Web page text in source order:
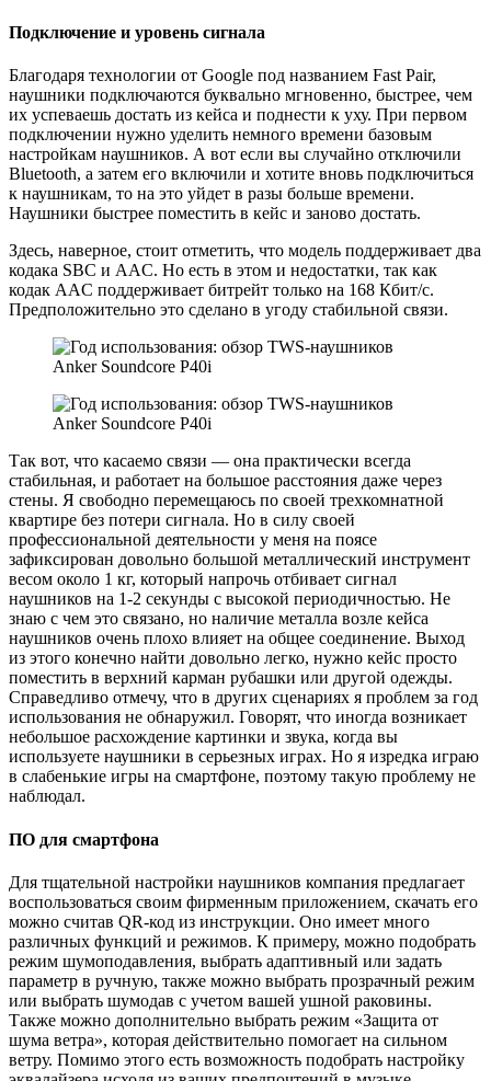
Подключение и уровень сигнала
Благодаря технологии от Google под названием Fast Pair,
наушники подключаются буквально мгновенно, быстрее, чем
их успеваешь достать из кейса и поднести к уху. При первом
подключении нужно уделить немного времени базовым
настройкам наушников. А вот если вы случайно отключили
Bluetooth, а затем его включили и хотите вновь подключиться
к наушникам, то на это уйдет в разы больше времени.
Наушники быстрее поместить в кейс и заново достать.
Здесь, наверное, стоит отметить, что модель поддерживает два
кодака SBC и AAC. Но есть в этом и недостатки, так как
кодак AAC поддерживает битрейт только на 168 Кбит/с.
Предположительно это сделано в угоду стабильной связи.
Так вот, что касаемо связи — она практически всегда
стабильная, и работает на большое расстояния даже через
стены. Я свободно перемещаюсь по своей трехкомнатной
квартире без потери сигнала. Но в силу своей
профессиональной деятельности у меня на поясе
зафиксирован довольно большой металлический инструмент
весом около 1 кг, который напрочь отбивает сигнал
наушников на 1-2 секунды с высокой периодичностью. Не
знаю с чем это связано, но наличие металла возле кейса
наушников очень плохо влияет на общее соединение. Выход
из этого конечно найти довольно легко, нужно кейс просто
поместить в верхний карман рубашки или другой одежды.
Справедливо отмечу, что в других сценариях я проблем за год
использования не обнаружил. Говорят, что иногда возникает
небольшое расхождение картинки и звука, когда вы
используете наушники в серьезных играх. Но я изредка играю
в слабенькие игры на смартфоне, поэтому такую проблему не
наблюдал.
ПО для смартфона
Для тщательной настройки наушников компания предлагает
воспользоваться своим фирменным приложением, скачать его
можно считав QR-код из инструкции. Оно имеет много
различных функций и режимов. К примеру, можно подобрать
режим шумоподавления, выбрать адаптивный или задать
параметр в ручную, также можно выбрать прозрачный режим
или выбрать шумодав с учетом вашей ушной раковины.
Также можно дополнительно выбрать режим «Защита от
шума ветра», которая действительно помогает на сильном
ветру. Помимо этого есть возможность подобрать настройку